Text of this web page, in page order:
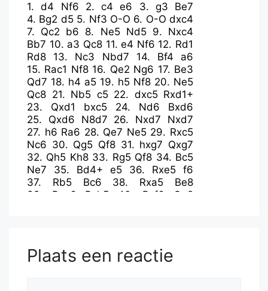
1.d4 Nf6 2. c4 e6 3. g3
Be7
4. Bg2 d5 5. Nf3 O-O 6. O-O dxc4
7. Qc2 b6 8. Ne5 Nd5 9. Nxc4
Bb7 10. a3 Qc8 11.e4 Nf6 12. Rd1
Rd8
13. Nc3 Nbd7 14. Bf4
a6
15. Rac1 Nf8 16. Qe2 Ng6 17. Be3
Qd7 18. h4 a5 19. h5 Nf8 20. Ne5
Qc8 21. Nb5 c5 22. dxc5 Rxd1+
23. Qxd1 bxc5 24. Nd6
Bxd6
25. Qxd6 N8d7 26. Nxd7
Nxd7
27. h6 Ra6 28. Qe7 Ne5 29. Rxc5
Nc6 30. Qg5 Qf8 31. hxg7 Qxg7
32. Qh5 Kh8 33. Rg5 Qf8 34. Bc5
Ne7
35. Bd4+ e5 36. Rxe5 f6
37. Rb5 Bc6 38. Rxa5
Be8
39. Rxa6 Bxh5 40. Rxf6
Qg8
Plaats een reactie